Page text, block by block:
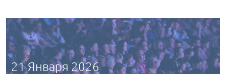
21 Января 2026